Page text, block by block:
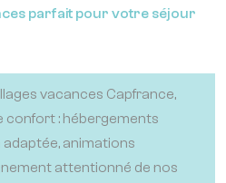
parfait pour votre séjour
vacances Capfrance,
confort : hébergements
animations
attentionné de nos